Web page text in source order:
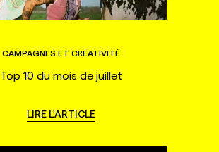
CAMPAGNES ET CRÉATIVITÉ
Top 10 du mois de juillet
LIRE L'ARTICLE